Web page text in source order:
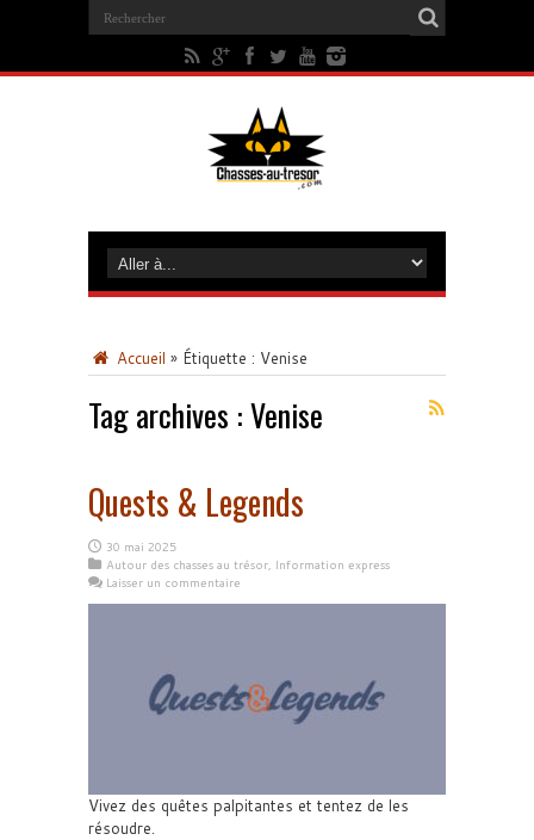
Accueil » Étiquette : Venise
Tag archives :Venise
Quests & Legends
30 mai 2025
Autour des chasses au trésor, Information express
Laisser un commentaire
Vivez des quêtes palpitantes et tentez de les
résoudre.